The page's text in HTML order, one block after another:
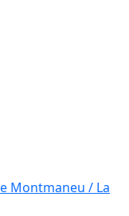
Montmaneu / La